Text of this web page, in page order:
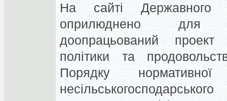
На сайті Державного
оприлюднено для
доопрацьований проект
політики та
Порядку